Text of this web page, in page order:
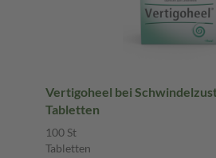
Vertigoheel bei Schwindelzuständen 100 St
Tabletten
100 St
Tabletten